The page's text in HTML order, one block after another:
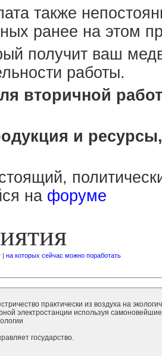
также
ранее на этом
получит ваш
работы.
вторичной
и
на форуме
| на которых сейчас можно поработать
практически из воздуха на
электростанции используя самоновейшие
государство.